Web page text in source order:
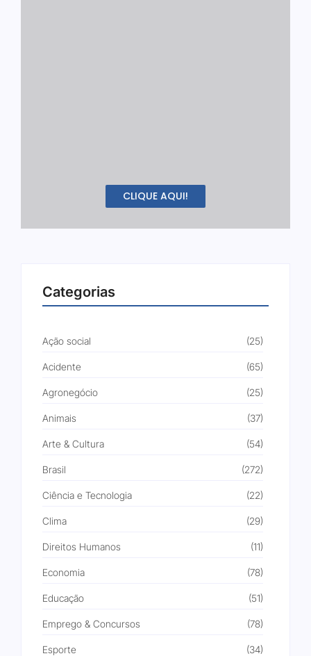
CLIQUE AQUI!
Categorias
Ação social (25)
Acidente (65)
Agronegócio (25)
Animais (37)
Arte & Cultura (54)
Brasil (272)
Ciência e Tecnologia (22)
Clima (29)
Direitos Humanos (11)
Economia (78)
Educação (51)
Emprego & Concursos (78)
Esporte (34)